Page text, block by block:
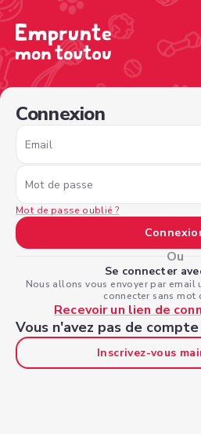
Connexion
Email
Mot de passe
Mot de passe oublié ?
Ou
Se connecter
Nous allons vous envoyer par email
connecter sans mot
Recevoir un lien de
Vous n'avez pas de compte
Inscrivez-vous
/sign-in?nextPage=%2Fview-